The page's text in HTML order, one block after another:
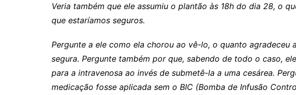
Veria também que ele assumiu o plantão às 18h do dia 28, o
que estaríamos seguros.
Pergunte a ele como ela chorou ao vê-lo, o quanto agradeceu
segura. Pergunte também por que, sabendo de todo o caso,
para a intravenosa ao invés de submetê-la a uma cesárea.
medicação fosse aplicada sem o BIC (Bomba de Infusão